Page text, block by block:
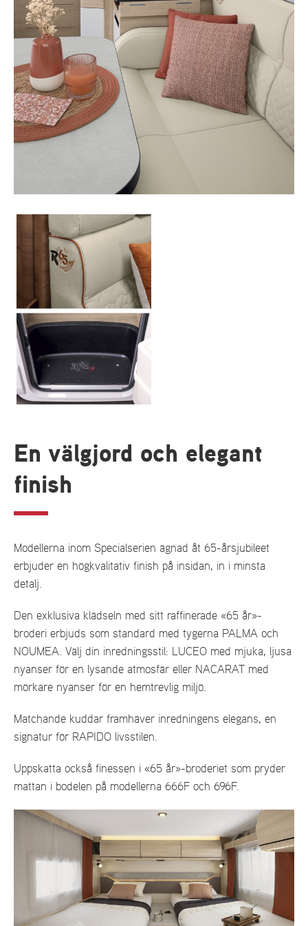
En välgjord och elegant
finish
Modellerna inom Specialserien ägnad åt 65-årsjubileet
erbjuder en högkvalitativ finish på insidan, in i minsta
detalj.
Den exklusiva klädseln med sitt raffinerade «65 år»-
broderi erbjuds som standard med tygerna PALMA och
NOUMEA. Välj din inredningsstil: LUCEO med mjuka, ljusa
nyanser för en lysande atmosfär eller NACARAT med
mörkare nyanser för en hemtrevlig miljö.
Matchande kuddar framhäver inredningens elegans, en
signatur för RAPIDO livsstilen.
Uppskatta också finessen i «65 år»-broderiet som pryder
mattan i bodelen på modellerna 666F och 696F.